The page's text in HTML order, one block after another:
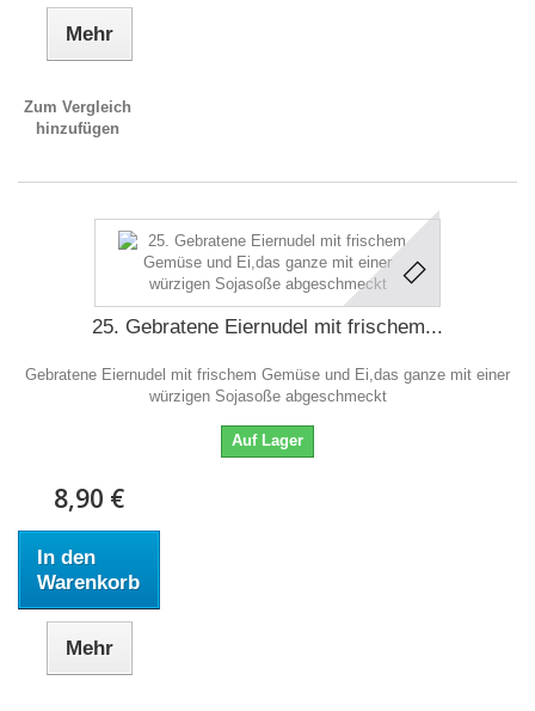
Mehr
Zum Vergleich
hinzufügen
25. Gebratene Eiernudel mit frischem...
Gebratene Eiernudel mit frischem Gemüse und Ei,das ganze mit einer
würzigen Sojasoße abgeschmeckt
Auf Lager
8,90 €
In den
Warenkorb
Mehr